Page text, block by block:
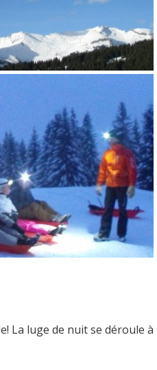
La luge de nuit se déroule à